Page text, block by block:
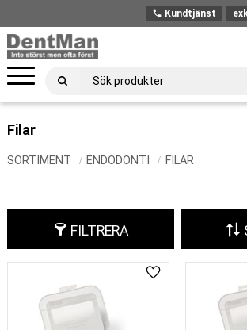
Meny
phone Kundtjänst
Filar
SORTIMENT ENDODONTI FILAR
FILTRERA
Lägg till i favoriter